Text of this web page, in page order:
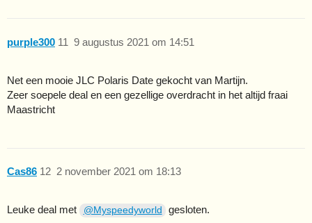
purple300 9 augustus 2021 om 14:51
11
Net een mooie JLC Polaris Date gekocht van Martijn.
Zeer soepele deal en een gezellige overdracht in het altijd fraai
Maastricht
Cas86 2 november 2021 om 18:13
12
Leuke deal met @Myspeedyworld gesloten.